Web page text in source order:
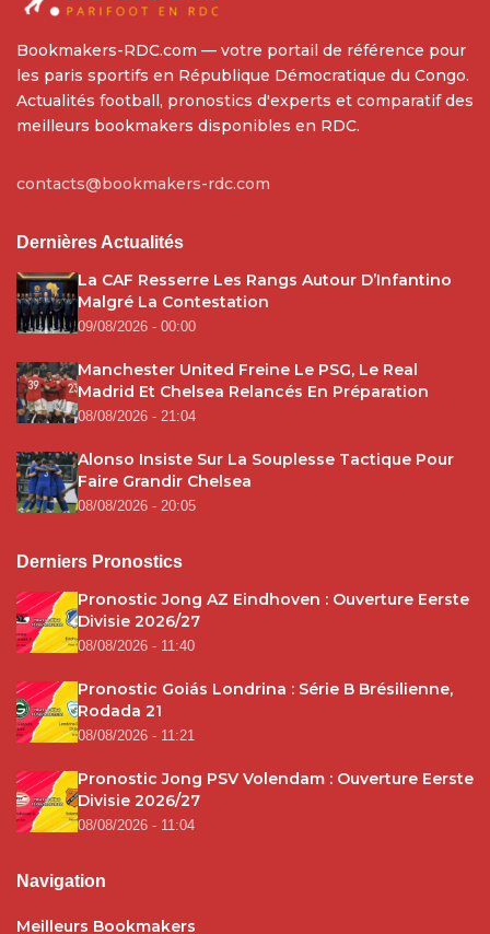
Bookmakers-RDC.com — votre portail de référence pour
les paris sportifs en République Démocratique du Congo.
Actualités football, pronostics d'experts et comparatif des
meilleurs bookmakers disponibles en RDC.
contacts@bookmakers-rdc.com
Dernières Actualités
La CAF Resserre Les Rangs Autour D’Infantino
Malgré La Contestation
09/08/2026 - 00:00
Manchester United Freine Le PSG, Le Real
Madrid Et Chelsea Relancés En Préparation
08/08/2026 - 21:04
Alonso Insiste Sur La Souplesse Tactique Pour
Faire Grandir Chelsea
08/08/2026 - 20:05
Derniers Pronostics
Pronostic Jong AZ Eindhoven : Ouverture Eerste
Divisie 2026/27
08/08/2026 - 11:40
Pronostic Goiás Londrina : Série B Brésilienne,
Rodada 21
08/08/2026 - 11:21
Pronostic Jong PSV Volendam : Ouverture Eerste
Divisie 2026/27
08/08/2026 - 11:04
Navigation
Meilleurs Bookmakers